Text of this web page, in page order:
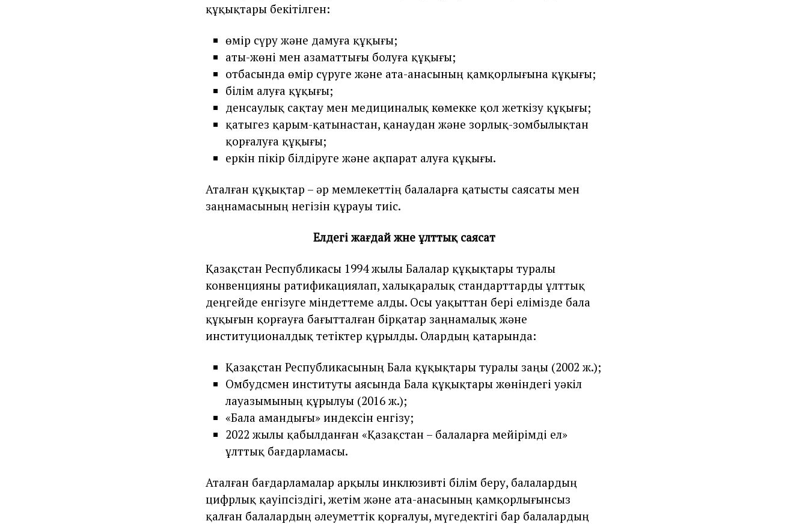
құқықтары бекітілген:
өмір сүру және дамуға құқығы;
аты-жөні мен азаматтығы болуға құқығы;
отбасында өмір сүруге және ата-анасының қамқорлығына құқығы;
білім алуға құқығы;
денсаулық сақтау мен медициналық көмекке қол жеткізу құқығы;
қатыгез қарым-қатынастан, қанаудан және зорлық-зомбылықтан
қорғалуға құқығы;
еркін пікір білдіруге және ақпарат алуға құқығы.
Аталған құқықтар – әр мемлекеттің балаларға қатысты саясаты мен
заңнамасының негізін құрауы тиіс.
Елдегі жағдай және ұлттық саясат
Қазақстан Республикасы 1994 жылы Балалар құқықтары туралы
конвенцияны ратификациялап, халықаралық стандарттарды ұлттық
деңгейде енгізуге міндеттеме алды. Осы уақыттан бері елімізде бала
құқығын қорғауға бағытталған бірқатар заңнамалық және
институционалдық тетіктер құрылды. Олардың қатарында:
Қазақстан Республикасының Бала құқықтары туралы заңы (2002 ж.);
Омбудсмен институты аясында Бала құқықтары жөніндегі уәкіл
лауазымының құрылуы (2016 ж.);
«Бала амандығы» индексін енгізу;
2022 жылы қабылданған «Қазақстан – балаларға мейірімді ел»
ұлттық бағдарламасы.
Аталған бағдарламалар арқылы инклюзивті білім беру, балалардың
цифрлық қауіпсіздігі, жетім және ата-анасының қамқорлығынсыз
қалған балалардың әлеуметтік қорғалуы, мүгедектігі бар балалардың